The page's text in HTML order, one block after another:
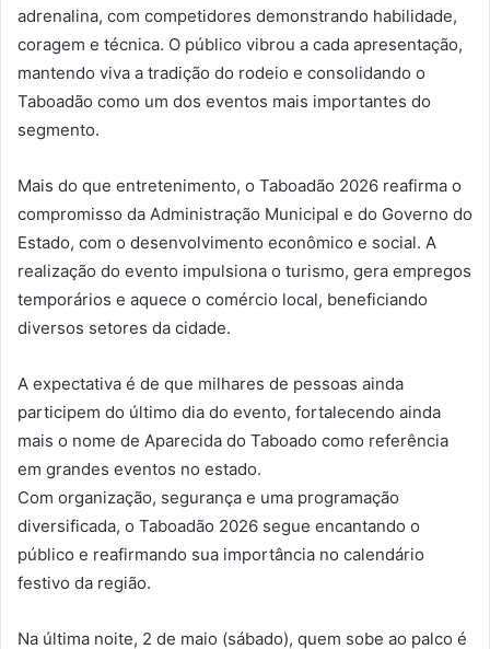
adrenalina, com competidores demonstrando habilidade,
coragem e técnica. O público vibrou a cada apresentação,
mantendo viva a tradição do rodeio e consolidando o
Taboadão como um dos eventos mais importantes do
segmento.
Mais do que entretenimento, o Taboadão 2026 reafirma o
compromisso da Administração Municipal e do Governo do
Estado, com o desenvolvimento econômico e social. A
realização do evento impulsiona o turismo, gera empregos
temporários e aquece o comércio local, beneficiando
diversos setores da cidade.
A expectativa é de que milhares de pessoas ainda
participem do último dia do evento, fortalecendo ainda
mais o nome de Aparecida do Taboado como referência
em grandes eventos no estado.
Com organização, segurança e uma programação
diversificada, o Taboadão 2026 segue encantando o
público e reafirmando sua importância no calendário
festivo da região.
Na última noite, 2 de maio (sábado), quem sobe ao palco é